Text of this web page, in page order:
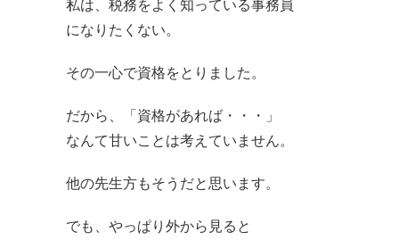
私は、税務をよく知っている事務員
になりたくない。
その一心で資格をとりました。
だから、「資格があれば・・・」
なんて甘いことは考えていません。
他の先生方もそうだと思います。
でも、やっぱり外から見ると